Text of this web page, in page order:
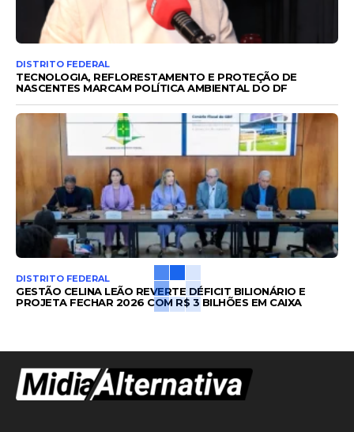
DISTRITO FEDERAL
TECNOLOGIA, REFLORESTAMENTO E PROTEÇÃO DE
NASCENTES MARCAM POLÍTICA AMBIENTAL DO DF
DISTRITO FEDERAL
GESTÃO CELINA LEÃO REVERTE DÉFICIT BILIONÁRIO E
PROJETA FECHAR 2026 COM R$ 3 BILHÕES EM CAIXA